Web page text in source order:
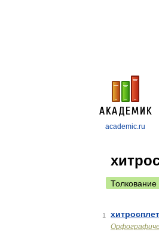
academic.ru
Толкование
1